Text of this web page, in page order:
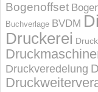
Bogenoffset
Buchverlage BVDM
Druckerei
Druckveredelung